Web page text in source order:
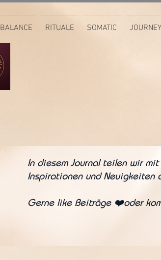
BALANCE RITUALE SOMATIC JOURNEY
In diesem Journal teilen wir
Inspirationen und Neuigkeiten
Gerne like Beiträge ❤️oder